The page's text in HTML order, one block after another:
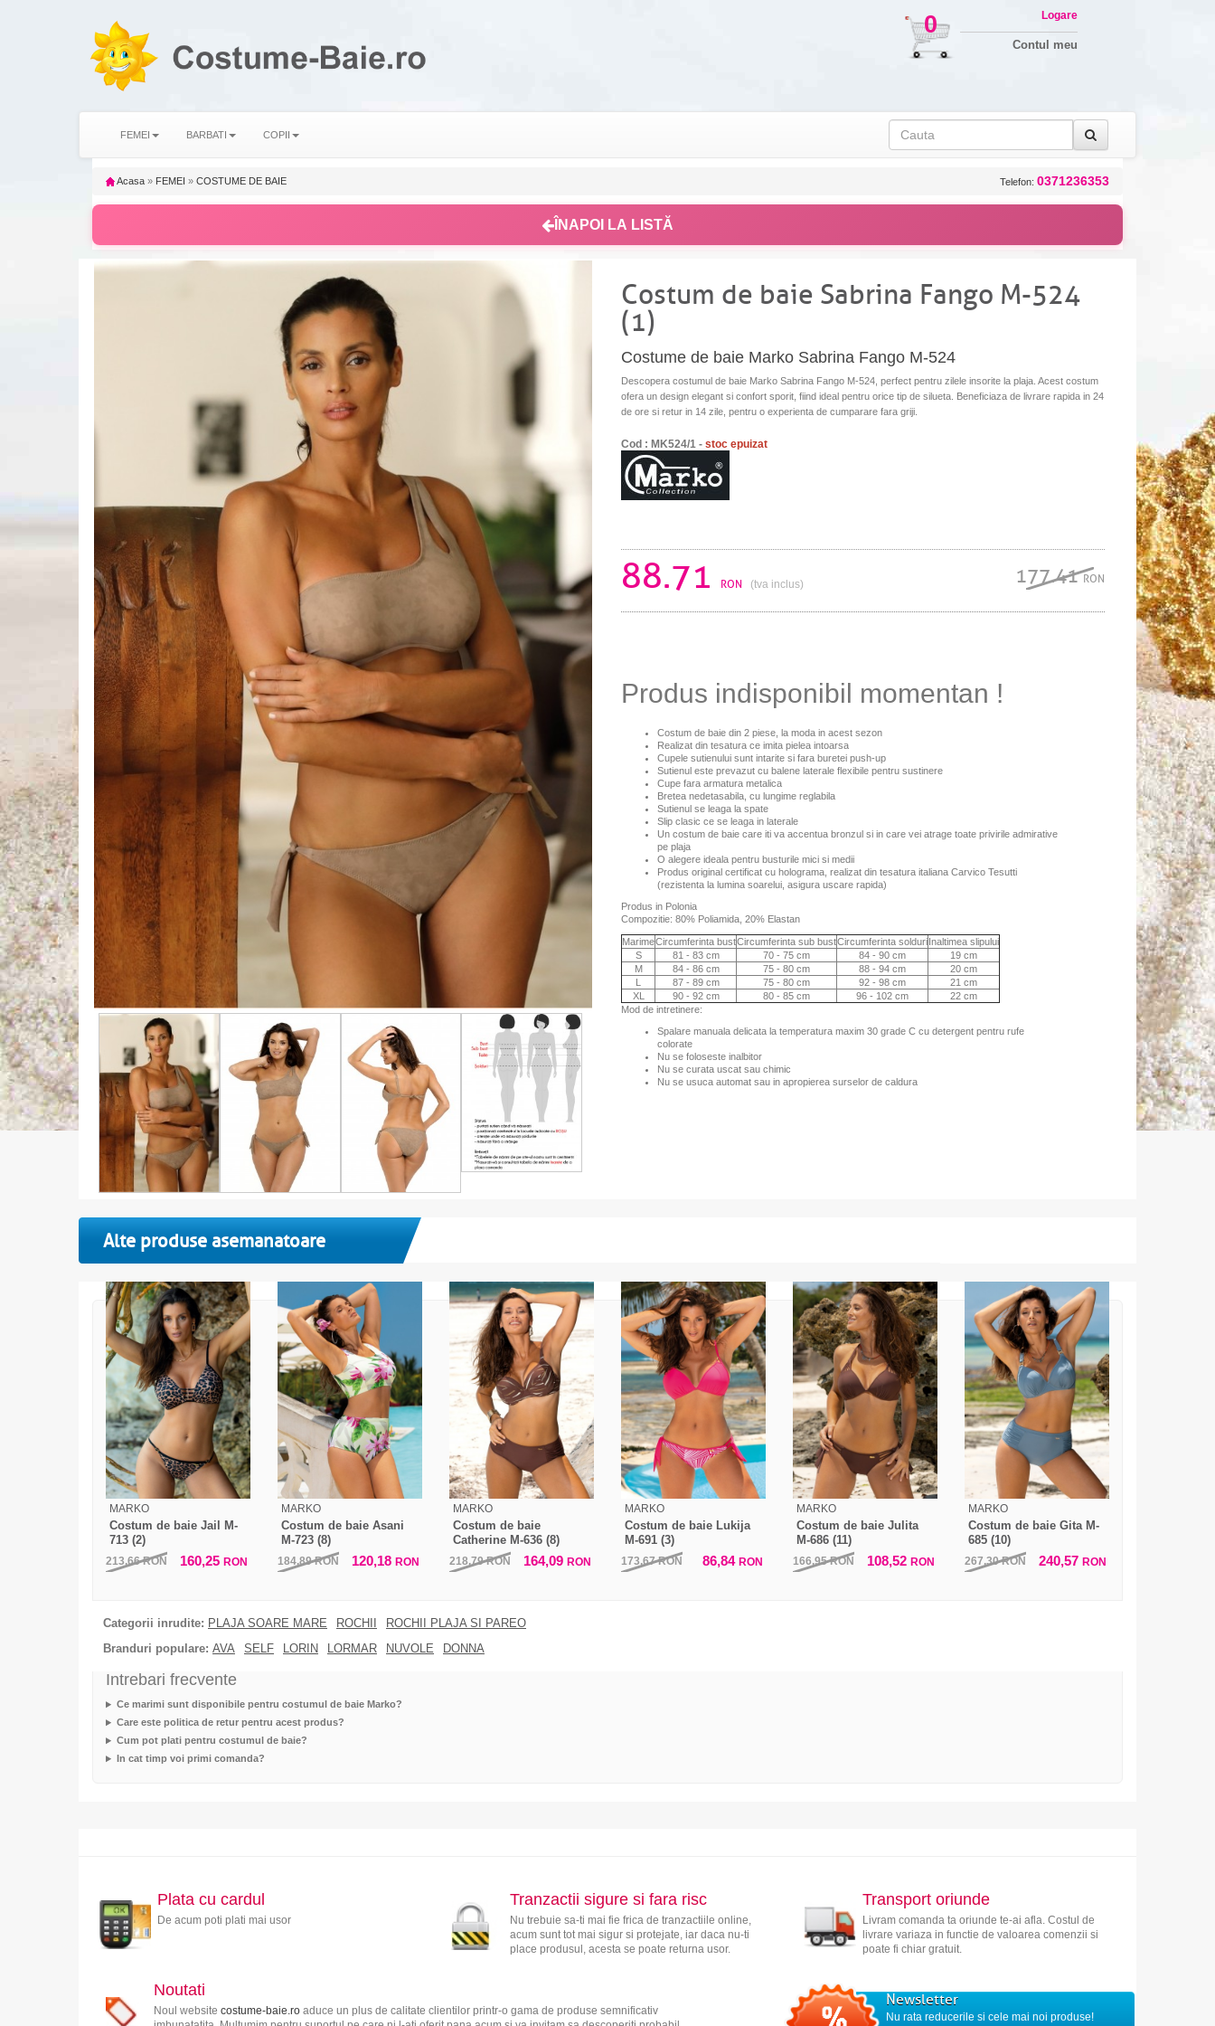
0 Logare
Contul meu
FEMEI BARBATI COPII
Acasa » FEMEI » COSTUME DE BAIE Telefon: 0371236353
ÎNAPOI LA LISTĂ
Costum de baie Sabrina Fango M-524
(1)
Costume de baie Marko Sabrina Fango M-524
Descopera costumul de baie Marko Sabrina Fango M-524, perfect pentru zilele insorite la plaja. Acest costum
ofera un design elegant si confort sporit, fiind ideal pentru orice tip de silueta. Beneficiaza de livrare rapida in 24
de ore si retur in 14 zile, pentru o experienta de cumparare fara griji.
Cod : MK524/1 - stoc epuizat
88.71 RON (tva inclus) 177.41RON
Produs indisponibil momentan !
Costum de baie din 2 piese, la moda in acest sezon
Realizat din tesatura ce imita pielea intoarsa
Cupele sutienului sunt intarite si fara buretei push-up
Sutienul este prevazut cu balene laterale flexibile pentru sustinere
Cupe fara armatura metalica
Bretea nedetasabila, cu lungime reglabila
Sutienul se leaga la spate
Slip clasic ce se leaga in laterale
Un costum de baie care iti va accentua bronzul si in care vei atrage toate privirile admirative
pe plaja
O alegere ideala pentru busturile mici si medii
Produs original certificat cu holograma, realizat din tesatura italiana Carvico Tesutti
(rezistenta la lumina soarelui, asigura uscare rapida)
Produs in Polonia
Compozitie: 80% Poliamida, 20% Elastan
MarimeCircumferinta bustCircumferinta sub bustCircumferinta solduriInaltimea slipului
S
81 - 83 cm 70 - 75 cm 84 - 90 cm
19 cm
M
84 - 86 cm 75 - 80 cm 88 - 94 cm
20 cm
L
87 - 89 cm 75 - 80 cm 92 - 98 cm
21 cm
XL
90 - 92 cm 80 - 85 cm 96 - 102 cm
22 cm
Mod de intretinere:
Spalare manuala delicata la temperatura maxim 30 grade C cu detergent pentru rufe
colorate
Nu se foloseste inalbitor
Nu se curata uscat sau chimic
Nu se usuca automat sau in apropierea surselor de caldura
Alte produse asemanatoare
MARKO
Costum de baie Jail M-
713 (2)
213,66RON 160,25 RON
MARKO
Costum de baie Asani
M-723 (8)
184,89RON 120,18 RON
MARKO
Costum de baie
Catherine M-636 (8)
218,79RON 164,09 RON
MARKO
Costum de baie Lukija
M-691 (3)
173,67RON 86,84 RON
MARKO
Costum de baie Julita
M-686 (11)
166,95RON 108,52 RON
MARKO
Costum de baie Gita M-
685 (10)
267,30RON 240,57 RON
Categorii inrudite: PLAJA SOARE MARE ROCHII
ROCHII PLAJA SI PAREO
Branduri populare: AVA SELF LORIN LORMAR NUVOLE DONNA
Intrebari frecvente
Ce marimi sunt disponibile pentru costumul de baie Marko?
Care este politica de retur pentru acest produs?
Cum pot plati pentru costumul de baie?
In cat timp voi primi comanda?
Plata cu cardul
De acum poti plati mai usor
Tranzactii sigure si fara risc
Nu trebuie sa-ti mai fie frica de tranzactiile online,
acum sunt tot mai sigur si protejate, iar daca nu-ti
place produsul, acesta se poate returna usor.
Transport oriunde
Livram comanda ta oriunde te-ai afla. Costul de
livrare variaza in functie de valoarea comenzii si
poate fi chiar gratuit.
Noutati
Noul website costume-baie.roaduce un plus de calitate clientilor printr-o gama de produse semnificativ
Newsletter
Nu rata reducerile si cele mai noi produse!